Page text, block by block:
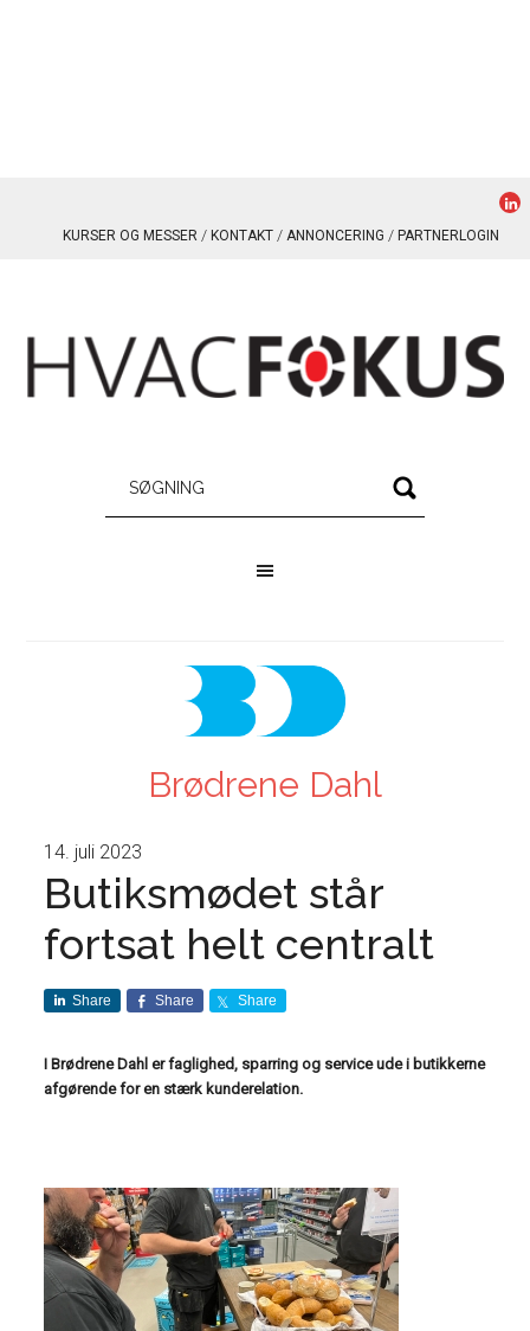
KURSER OG MESSER KONTAKT ANNONCERING PARTNERLOGIN
Brødrene Dahl
14. juli 2023
Butiksmødet står
fortsat helt centralt
Share Share Share
I Brødrene Dahl er faglighed, sparring og service ude i butikkerne
afgørende for en stærk kunderelation.